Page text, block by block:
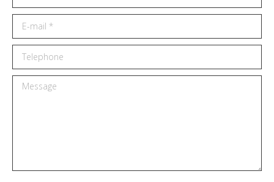
E-mail *
Telephone
Message